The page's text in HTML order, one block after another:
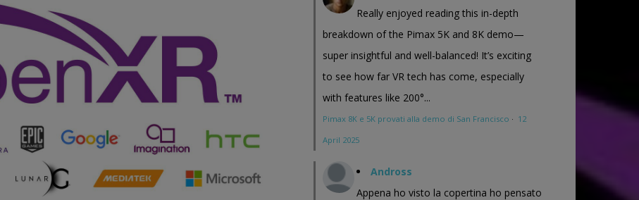
Really enjoyed reading this in-depth
breakdown of the Pimax 5K and 8K demo—
super insightful and well-balanced! It’s exciting
to see how far VR tech has come, especially
with features like 200°...
Pimax 8K e 5K provati alla demo di San Francisco · 12
April 2025
Andross
Appena ho visto la copertina ho pensato